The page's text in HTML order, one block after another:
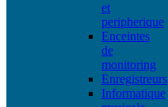
et
peripherique
Enceintes
de
monitoring
Enregistreurs
Informatique